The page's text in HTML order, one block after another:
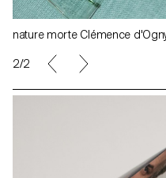
Clémence d'Ogny
1/2